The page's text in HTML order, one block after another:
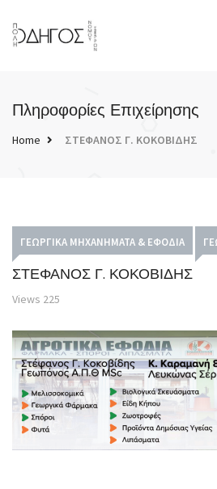
Πληροφορίες Επιχείρησης
Home ΣΤΕΦΑΝΟΣ Γ. ΚΟΚΟΒΙΔΗΣ
ΓΕΩΡΓΙΚΆ ΜΗΧΑΝΉΜΑΤΑ & ΕΦΌΔΙΑ
ΣΤΕΦΑΝΟΣ Γ. ΚΟΚΟΒΙΔΗΣ
Views 225